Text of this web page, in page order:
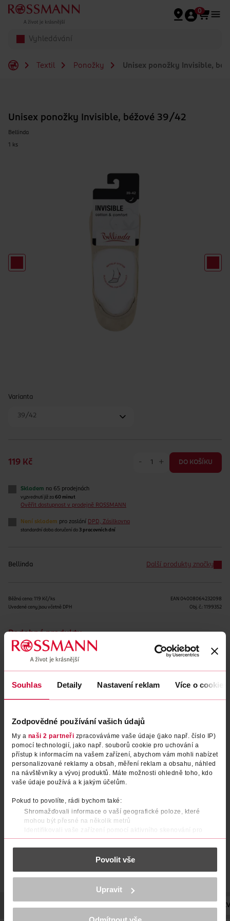
Souhlas Detaily Nastavení reklam Více o cookies
Zodpovědné používání vašich údajů
My a naši 2 partneři zpracováváme vaše údaje (jako např. číslo IP)
pomocí technologií, jako např. souborů cookie pro uchování a
přístup k informacím na vašem zařízení, abychom vám mohli nabízet
personalizované reklamy a obsah, měření reklam a obsahu, náhled
na návštěvníky a vývoj produktů. Máte možnosti ohledně toho, kdo
vaše údaje používá a k jakým účelům.
Pokud to povolíte, rádi bychom také:
Shromažďovali informace o vaší geografické poloze, které
mohou být přesné na několik metrů
Identifikovali vaše zařízení pomocí aktivního skenování pro
konkrétní charakteristiky (otisk prstu)
Zjistěte více o tom, jak zpracováváme vaše osobní údaje, a nastavte
části s podrobnostmi . Svůj souhlas můžete kdykoliv
K provozu stránek, personalizaci obsahu a reklam, funkcí sociálních
médií, analýze návštěvnosti, které mohou nést osobní údaje.
Více najdete vprohlášení o ochraně osobních údajů.
Povolit vše
Upravit
Přeskočit na hlavmní obsah
0
Textil Ponožky Unisex ponožky Invisible,
Unisex ponožky Invisible, béžové 39/42
Bellinda
1 ks
Varianta
39/42
119 Kč - + DO KOŠÍKU
Skladem na 65 prodejnách
vyzvednutí již za 60 minut
Ověřit dostupnost v prodejně ROSSMANN
Není skladem pro zaslání DPD, Zásilkovna
standardní doba doručení do 3 pracovních dní
Bellinda Další produkty značky
Běžná cena: 119 Kč/ks
Uvedené ceny jsou včetně DPH
EAN 04008064232098
Obj. č.: 1199352
Podobné produkty
Ponožky Lycra béžové 35/38
under2wear
59.90 Kč
Ťapky Modisch béžové 35/38
49.90 Kč